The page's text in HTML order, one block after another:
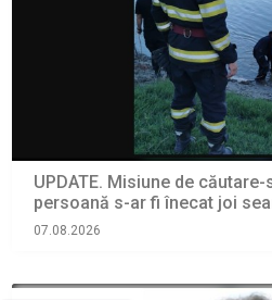
UPDATE. Misiune de
persoană s-ar fi înecat joi
07.08.2026